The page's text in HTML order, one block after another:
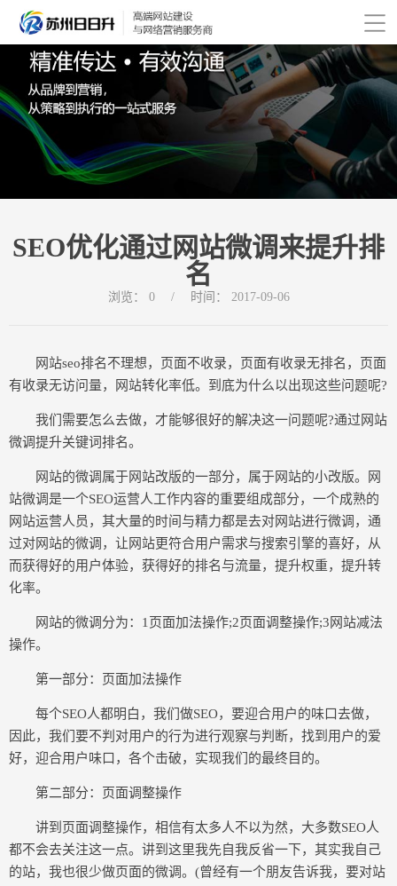
SEO优化通过网站微调来提升排
名
浏览： 0 / 时间： 2017-09-06
网站seo排名不理想，页面不收录，页面有收录无排名，页面
有收录无访问量，网站转化率低。到底为什么以出现这些问题呢?
我们需要怎么去做，才能够很好的解决这一问题呢?通过网站
微调提升关键词排名。
网站的微调属于网站改版的一部分，属于网站的小改版。网
站微调是一个SEO运营人工作内容的重要组成部分，一个成熟的
网站运营人员，其大量的时间与精力都是去对网站进行微调，通
过对网站的微调，让网站更符合用户需求与搜索引擎的喜好，从
而获得好的用户体验，获得好的排名与流量，提升权重，提升转
化率。
网站的微调分为：1页面加法操作;2页面调整操作;3网站减法
操作。
第一部分：页面加法操作
每个SEO人都明白，我们做SEO，要迎合用户的味口去做，
因此，我们要不判对用户的行为进行观察与判断，找到用户的爱
好，迎合用户味口，各个击破，实现我们的最终目的。
第二部分：页面调整操作
讲到页面调整操作，相信有太多人不以为然，大多数SEO人
都不会去关注这一点。讲到这里我先自我反省一下，其实我自己
的站，我也很少做页面的微调。(曾经有一个朋友告诉我，要对站